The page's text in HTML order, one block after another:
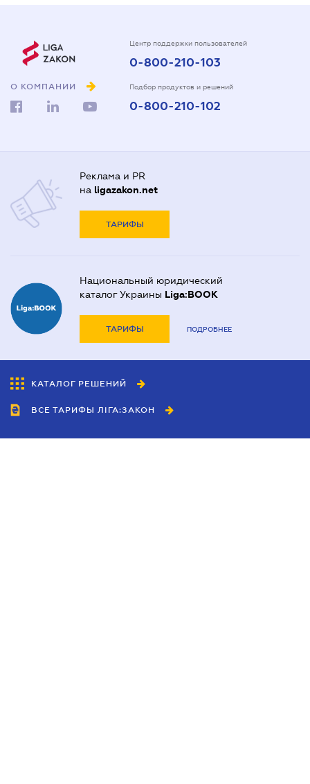
О КОМПАНИИ
Центр поддержки пользователей
0-800-210-103
Подбор продуктов и решений
0-800-210-102
Реклама и PR
на ligazakon.net
ТАРИФЫ
Национальный юридический
каталог Украины Liga:BOOK
ТАРИФЫ ПОДРОБНЕЕ
КАТАЛОГ РЕШЕНИЙ
ВСЕ ТАРИФЫ ЛІГА:ЗАКОН